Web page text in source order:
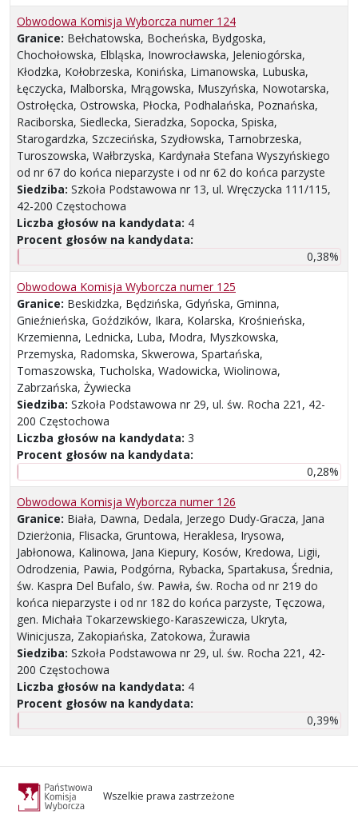
Obwodowa Komisja Wyborcza numer 124
Granice: Bełchatowska, Bocheńska, Bydgoska,
Chochołowska, Elbląska, Inowrocławska, Jeleniogórska,
Kłodzka, Kołobrzeska, Konińska, Limanowska, Lubuska,
Łęczycka, Malborska, Mrągowska, Muszyńska, Nowotarska,
Ostrołęcka, Ostrowska, Płocka, Podhalańska, Poznańska,
Raciborska, Siedlecka, Sieradzka, Sopocka, Spiska,
Starogardzka, Szczecińska, Szydłowska, Tarnobrzeska,
Turoszowska, Wałbrzyska, Kardynała Stefana Wyszyńskiego
od nr 67 do końca nieparzyste i od nr 62 do końca parzyste
Siedziba: Szkoła Podstawowa nr 13, ul. Wręczycka 111/115,
42-200 Częstochowa
Liczba głosów na kandydata: 4
Procent głosów na kandydata:
0,38%
Obwodowa Komisja Wyborcza numer 125
Granice: Beskidzka, Będzińska, Gdyńska, Gminna,
Gnieźnieńska, Goździków, Ikara, Kolarska, Krośnieńska,
Krzemienna, Lednicka, Luba, Modra, Myszkowska,
Przemyska, Radomska, Skwerowa, Spartańska,
Tomaszowska, Tucholska, Wadowicka, Wiolinowa,
Zabrzańska, Żywiecka
Siedziba: Szkoła Podstawowa nr 29, ul. św. Rocha 221, 42-
200 Częstochowa
Liczba głosów na kandydata: 3
Procent głosów na kandydata:
0,28%
Obwodowa Komisja Wyborcza numer 126
Granice: Biała, Dawna, Dedala, Jerzego Dudy-Gracza, Jana
Dzierżonia, Flisacka, Gruntowa, Heraklesa, Irysowa,
Jabłonowa, Kalinowa, Jana Kiepury, Kosów, Kredowa, Ligii,
Odrodzenia, Pawia, Podgórna, Rybacka, Spartakusa, Średnia,
św. Kaspra Del Bufalo, św. Pawła, św. Rocha od nr 219 do
końca nieparzyste i od nr 182 do końca parzyste, Tęczowa,
gen. Michała Tokarzewskiego-Karaszewicza, Ukryta,
Winicjusza, Zakopiańska, Zatokowa, Żurawia
Siedziba: Szkoła Podstawowa nr 29, ul. św. Rocha 221, 42-
200 Częstochowa
Liczba głosów na kandydata: 4
Procent głosów na kandydata:
0,39%
Wszelkie prawa zastrzeżone